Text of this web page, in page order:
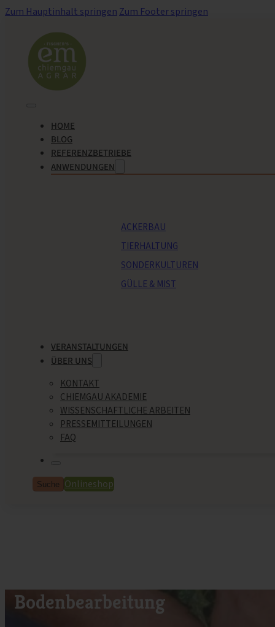
Zum Hauptinhalt springen Zum Footer springen
HOME
BLOG
REFERENZBETRIEBE
ANWENDUNGEN
ACKERBAU
TIERHALTUNG
SONDERKULTUREN
GÜLLE & MIST
VERANSTALTUNGEN
ÜBER UNS
KONTAKT
CHIEMGAU AKADEMIE
WISSENSCHAFTLICHE ARBEITEN
PRESSEMITTEILUNGEN
FAQ
Suche Onlineshop
Bodenbearbeitung